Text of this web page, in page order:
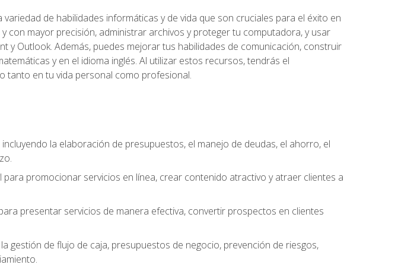
de habilidades informáticas y de vida que son cruciales para el éxito en
mayor precisión, administrar archivos y proteger tu computadora, y usar
Outlook. Además, puedes mejorar tus habilidades de comunicación, construir
y en el idioma inglés. Al utilizar estos recursos, tendrás el
tanto en tu vida personal como profesional.
la elaboración de presupuestos, el manejo de deudas, el ahorro, el
promocionar servicios en línea, crear contenido atractivo y atraer clientes a
presentar servicios de manera efectiva, convertir prospectos en clientes
gestión de flujo de caja, presupuestos de negocio, prevención de riesgos,